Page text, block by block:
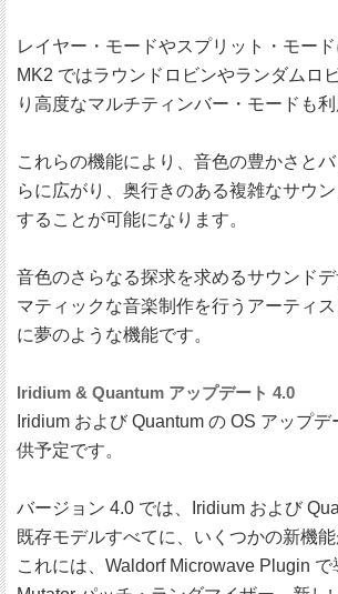
レイヤー・モードやスプリット・モー
MK2 ではラウンドロビンやランダムロ
り高度なマルチティンバー・モードも利
これらの機能により、音色の豊かさと
らに広がり、奥行きのある複雑なサウ
することが可能になります。
音色のさらなる探求を求めるサウンド
マティックな音楽制作を行うアーティ
に夢のような機能です。
Iridium & Quantum アップデート 4.0
Iridium および Quantum の OS アップ
供予定です。
バージョン 4.0 では、Iridium および
既存モデルすべてに、いくつかの新機能
これには、Waldorf Microwave Plugin で